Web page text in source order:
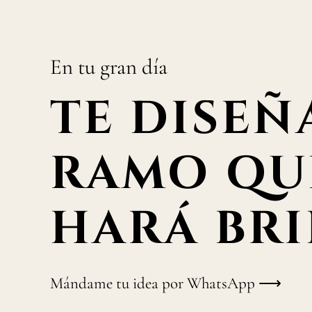
En tu gran día
TE
RAMO
HARÁ
Mándame tu idea por WhatsApp ⟶